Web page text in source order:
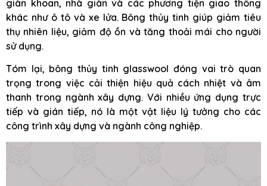
giàn khoan, nhà giàn và các phương tiện giao thông
khác như ô tô và xe lửa. Bông thủy tinh giúp giảm tiêu
thụ nhiên liệu, giảm độ ồn và tăng thoải mái cho người
sử dụng.
Tóm lại, bông thủy tinh glasswool đóng vai trò quan
trọng trong việc cải thiện hiệu quả cách nhiệt và âm
thanh trong ngành xây dựng. Với nhiều ứng dụng trực
tiếp và gián tiếp, nó là một vật liệu lý tưởng cho các
công trình xây dựng và ngành công nghiệp.